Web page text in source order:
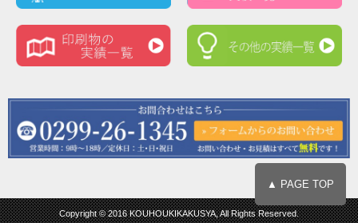
▲ PAGE TOP
Copyright © 2016 KOUHOUKIKAKUSYA, All Rights Reserved.